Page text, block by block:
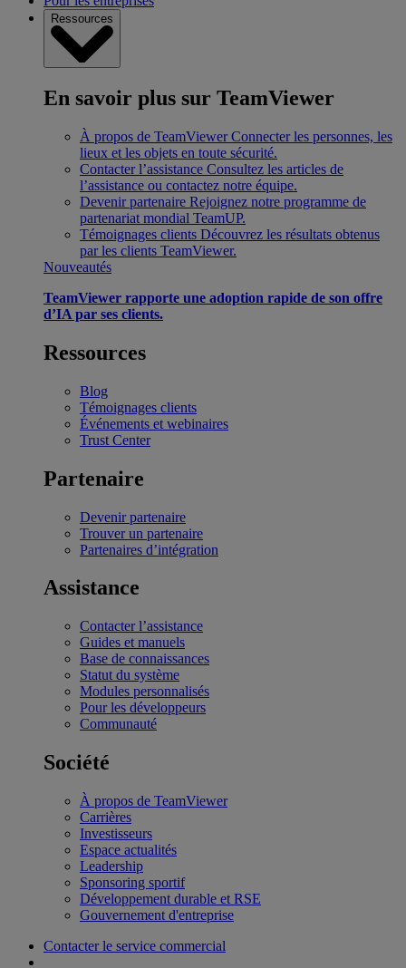
Ressources
En savoir plus sur TeamViewer
À propos de TeamViewer Connecter les personnes, les
lieux et les objets en toute sécurité.
Contacter l’assistance Consultez les articles de
l’assistance ou contactez notre équipe.
Devenir partenaire Rejoignez notre programme de
partenariat mondial TeamUP.
Témoignages clients Découvrez les résultats obtenus
par les clients TeamViewer.
Nouveautés
TeamViewer rapporte une adoption rapide de son offre
d’IA par ses clients.
Ressources
Blog
Témoignages clients
Événements et webinaires
Trust Center
Partenaire
Devenir partenaire
Trouver un partenaire
Partenaires d’intégration
Assistance
Contacter l’assistance
Guides et manuels
Base de connaissances
Statut du système
Modules personnalisés
Pour les développeurs
Communauté
Société
À propos de TeamViewer
Carrières
Investisseurs
Espace actualités
Leadership
Sponsoring sportif
Développement durable et RSE
Gouvernement d'entreprise
Contacter le service commercial